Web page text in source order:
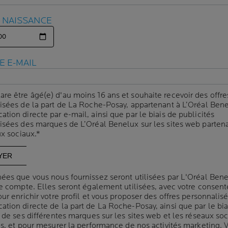
NETTOYANTE
& PORES
(0)
purifiant spécialement
les peaux grasses et
des pores dilatés.
(1)
Correcteur ciblé anti-imperfections
NAISSANCE
E-MAIL
être âgé(e) d'au moins 16 ans et souhaite recevoir des
de la part de La Roche-Posay, appartenant à L’Oréal
directe par e-mail, ainsi que par le biais de publicités
des marques de L’Oréal Benelux sur les sites web
sociaux.*
que vous nous fournissez seront utilisées par L'Oréal
compte. Elles seront également utilisées, avec votre
enrichir votre profil et vous proposer des offres
directe de la part de La Roche-Posay, ainsi que par le
ses différentes marques sur les sites web et les réseaux
et pour mesurer la performance de nos activités marketing.
NAISSANCE
E-MAIL
être âgé(e) d'au moins 16 ans et souhaite recevoir des
de la part de La Roche-Posay, appartenant à L’Oréal
directe par e-mail, ainsi que par le biais de publicités
des marques de L’Oréal Benelux sur les sites web
sociaux.*
que vous nous fournissez seront utilisées par L'Oréal
compte. Elles seront également utilisées, avec votre
enrichir votre profil et vous proposer des offres
directe de la part de La Roche-Posay, ainsi que par le
ses différentes marques sur les sites web et les réseaux
et pour mesurer la performance de nos activités marketing.